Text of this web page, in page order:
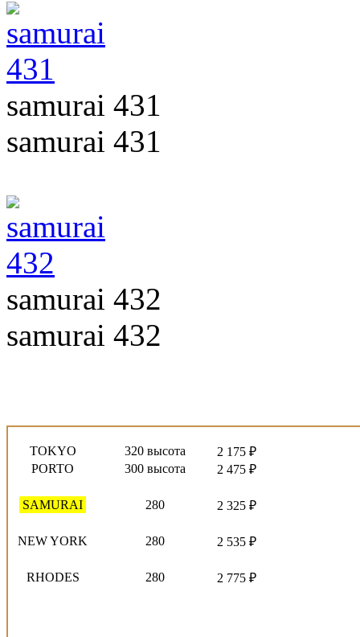
samurai 431
samurai 431
samurai 432
samurai 432
TOKYO 320 высота
2 175 ₽
PORTO
300 высота 2 475 ₽
SAMURAI 280 2 325 ₽
NEW YORK 280 2 535 ₽
RHODES 280 2 775 ₽